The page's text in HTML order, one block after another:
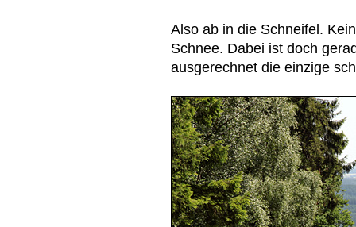
Also ab in die Schneifel.
Schnee. Dabei ist doch
ausgerechnet die einzige